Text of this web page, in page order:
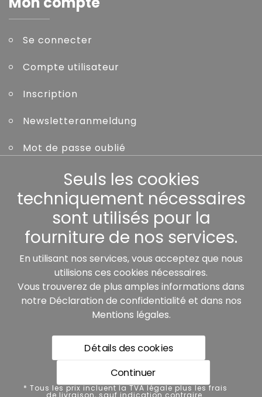
Se connecter
Compte utilisateur
Inscription
Newsletteranmeldung
Mot de passe oublié
Nos partenaires:
* Tous les prix incluent la TVA légale plus les frais de
livraison, sauf indication contraire.
Protection des données
Seuls les cookies
techniquement nécessaires
sont utilisés pour la
fourniture de nos services.
En utilisant nos services, vous acceptez que nous
utilisions ces cookies nécessaires.
Vous trouverez de plus amples informations dans
notre Déclaration de confidentialité et dans nos
Mentions légales.
Détails des cookies
Continuer
* Tous les prix incluent la TVA légale plus les frais
de livraison, sauf indication contraire.